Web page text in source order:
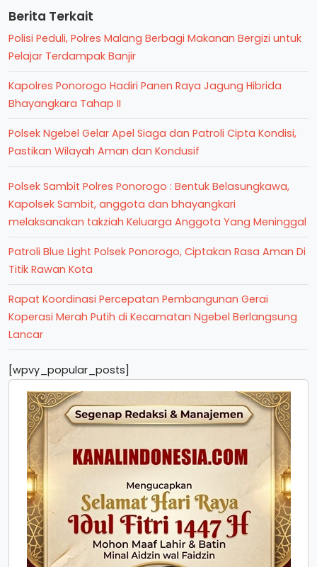
Berita Terkait
Polisi Peduli, Polres Malang Berbagi Makanan Bergizi untuk
Pelajar Terdampak Banjir
Kapolres Ponorogo Hadiri Panen Raya Jagung Hibrida
Bhayangkara Tahap II
Polsek Ngebel Gelar Apel Siaga dan Patroli Cipta Kondisi,
Pastikan Wilayah Aman dan Kondusif
Polsek Sambit Polres Ponorogo : Bentuk Belasungkawa,
Kapolsek Sambit, anggota dan bhayangkari
melaksanakan takziah Keluarga Anggota Yang Meninggal
Patroli Blue Light Polsek Ponorogo, Ciptakan Rasa Aman Di
Titik Rawan Kota
Rapat Koordinasi Percepatan Pembangunan Gerai
Koperasi Merah Putih di Kecamatan Ngebel Berlangsung
Lancar
[wpvy_popular_posts]